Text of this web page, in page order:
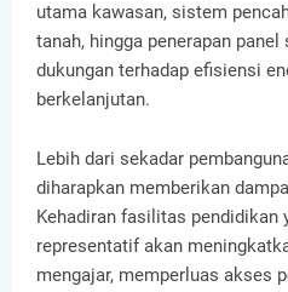
utama kawasan, sistem
tanah, hingga penerapan
dukungan terhadap efisiensi
berkelanjutan.
Lebih dari sekadar
diharapkan memberikan
Kehadiran fasilitas pendidikan
representatif akan
mengajar, memperluas akses